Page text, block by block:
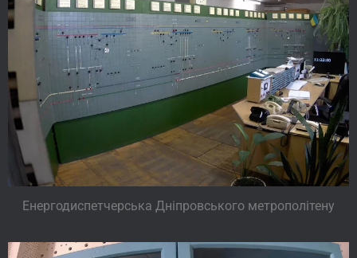
Енергодиспетчерська Дніпровського метрополітену